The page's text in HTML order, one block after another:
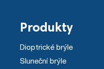
Produkty
Dioptrické brýle
Sluneční brýle